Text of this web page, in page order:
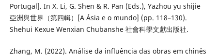
Portugal]. In X. Li, G. Shen & R. Pan (Eds.), Yazhou yu shijie
亞洲與世界（第四輯）[A Ásia e o mundo] (pp. 118–130).
Shehui Kexue Wenxian Chubanshe 社會科學文獻出版社.
Zhang, M. (2022). Análise da influência das obras em chinês